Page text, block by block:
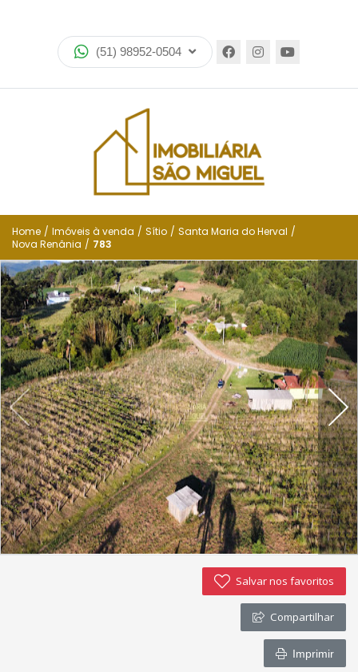
(51) 98952-0504
Imóveis
Encomende seu imóvel
Financiamento
Negocie seu imóvel
Simulador de financiamento
Negocie seu imóvel
Imóveis favoritos
Contato
Home / Imóveis à venda / Sítio / Santa Maria do Herval /
Nova Renânia / 783
Salvar nos favoritos
Compartilhar
Imprimir